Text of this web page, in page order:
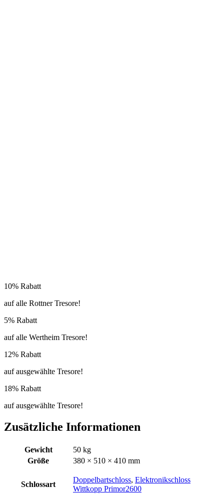
10% Rabatt
auf alle Rottner Tresore!
5% Rabatt
auf alle Wertheim Tresore!
12% Rabatt
auf ausgewählte Tresore!
18% Rabatt
auf ausgewählte Tresore!
Zusätzliche Informationen
Gewicht
50 kg
Größe
380 × 510 × 410 mm
Schlossart
Doppelbartschloss, Elektronikschloss
Wittkopp Primor2600